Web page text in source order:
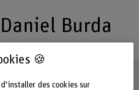
Burda
🍪
des cookies sur